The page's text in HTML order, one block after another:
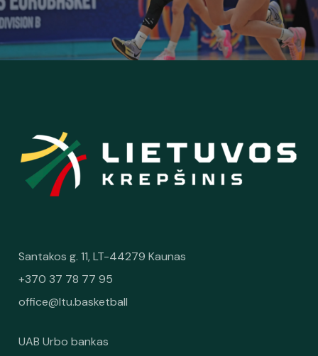
Santakos g. 11, LT-44279 Kaunas
+370 37 78 77 95
office@ltu.basketball
UAB Urbo bankas